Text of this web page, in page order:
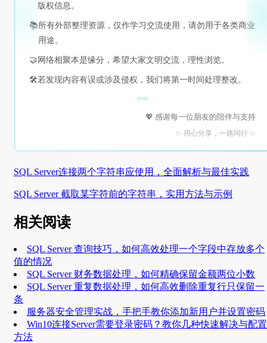
版权信息。
📚所有外部整理资源，仅作学习交流使用，请勿用于各类商业
用途。
🤝 网络相聚本是缘分，希望大家文明交流，理性浏览。
🛠️若发现内容有误或涉及侵权，我们将第一时间处理整改。
💖 感谢每一位朋友的陪伴与支持
✨ 用心分享，一路同行 ✨
SQL Server连接两个字符串应使用，全面解析与最佳实践
SQL Server 截取某字符前的字符串，实用方法与示例
相关阅读
SQL Server 查询技巧，如何高效处理一个字段中存放多个
值的情况
SQL Server 财务数据处理，如何精确保留金额两位小数
SQL Server 重复数据处理，如何高效删除重复行只保留一
条
服务器安全管理实战，手把手教你添加新用户并设置密码
Win10连接Server需要登录密码？教你几种快速解决与配置
方法